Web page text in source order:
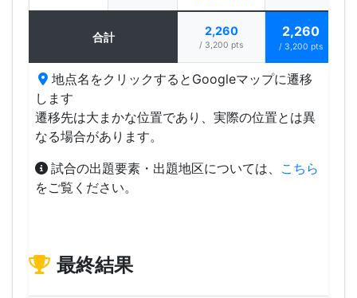
合計 2,260
/ 3,200 pts
2,260
/ 3,200 pts
地点名をクリックするとGoogleマップに遷移
します
遷移先は大まかな位置であり、実際の位置とは異
なる場合があります。
試合の出題要素・出題地区については、 こちら
をご覧ください。
最終結果